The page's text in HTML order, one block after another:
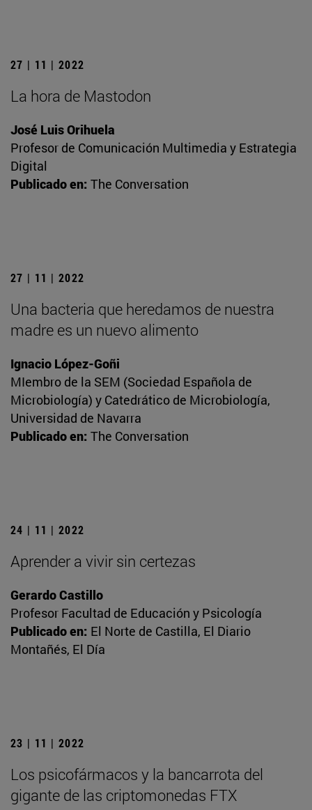
27 | 11 | 2022
La hora de Mastodon
José Luis Orihuela
Profesor de Comunicación Multimedia y Estrategia
Digital
Publicado en: The Conversation
27 | 11 | 2022
Una bacteria que heredamos de nuestra
madre es un nuevo alimento
Ignacio López-Goñi
MIembro de la SEM (Sociedad Española de
Microbiología) y Catedrático de Microbiología,
Universidad de Navarra
Publicado en: The Conversation
24 | 11 | 2022
Aprender a vivir sin certezas
Gerardo Castillo
Profesor Facultad de Educación y Psicología
Publicado en: El Norte de Castilla, El Diario
Montañés, El Día
23 | 11 | 2022
Los psicofármacos y la bancarrota del
gigante de las criptomonedas FTX